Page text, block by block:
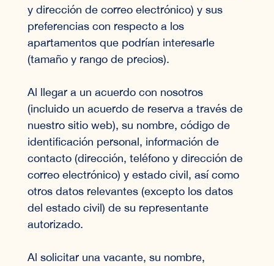
y dirección de correo electrónico) y sus
preferencias con respecto a los
apartamentos que podrían interesarle
(tamaño y rango de precios).
Al llegar a un acuerdo con nosotros
(incluido un acuerdo de reserva a través de
nuestro sitio web), su nombre, código de
identificación personal, información de
contacto (dirección, teléfono y dirección de
correo electrónico) y estado civil, así como
otros datos relevantes (excepto los datos
del estado civil) de su representante
autorizado.
Al solicitar una vacante, su nombre,